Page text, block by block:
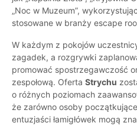
„Noc w Muzeum”,
stosowane w branży escape
W każdym z pokojów
zagadek, a rozgrywki
promować spostrzegawczość
zespołową. Oferta Strychu
o różnych poziomach
że zarówno osoby
entuzjaści łamigłówek mogą